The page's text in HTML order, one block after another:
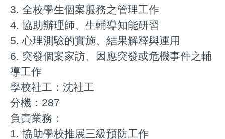
3. 全校學生個案服務之管理工作
4. 協助辦理師、生輔導知能研習
5. 心理測驗的實施、結果解釋與運用
6. 突發個案家訪、因應突發或危機事件之輔
導工作
學校社工：沈社工
分機：287
負責業務：
1. 協助學校推展三級預防工作